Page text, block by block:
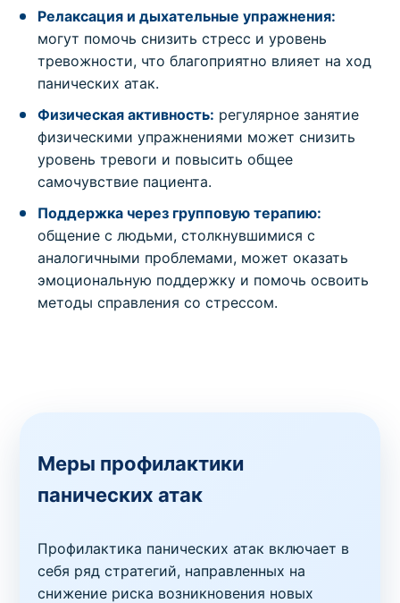
Релаксация и дыхательные упражнения:
могут помочь снизить стресс и уровень
тревожности, что благоприятно влияет на ход
панических атак.
Физическая активность: регулярное занятие
физическими упражнениями может снизить
уровень тревоги и повысить общее
самочувствие пациента.
Поддержка через групповую терапию:
общение с людьми, столкнувшимися с
аналогичными проблемами, может оказать
эмоциональную поддержку и помочь освоить
методы справления со стрессом.
Меры профилактики
панических атак
Профилактика панических атак включает в
себя ряд стратегий, направленных на
снижение риска возникновения новых